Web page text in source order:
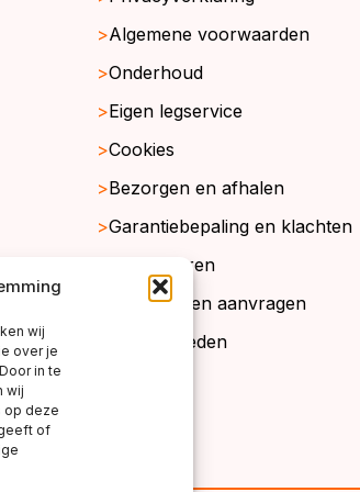
wij
over je
in te
wij
op deze
of
Algemene voorwaarden
Onderhoud
Eigen legservice
Cookies
Bezorgen en afhalen
Garantiebepaling en klachten
Retourneren
Gratis stalen aanvragen
Werkgebieden